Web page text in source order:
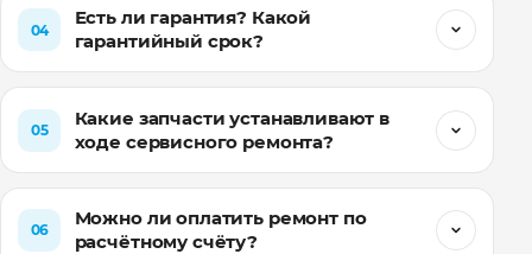
04
Есть ли гарантия? Какой
гарантийный срок?
05
Какие запчасти устанавливают в
ходе сервисного ремонта?
06
Можно ли оплатить ремонт по
расчётному счёту?